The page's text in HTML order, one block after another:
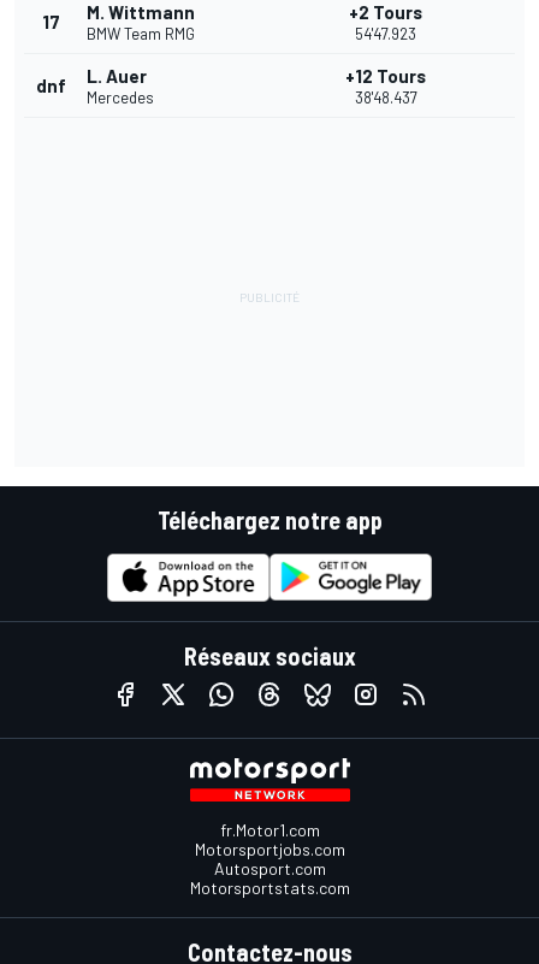
17 M. Wittmann
BMW Team RMG
+2 Tours
54'47.923
dnf L. Auer
Mercedes
+12 Tours
38'48.437
Téléchargez notre app
Réseaux sociaux
fr.Motor1.com
Motorsportjobs.com
Autosport.com
Motorsportstats.com
Contactez-nous